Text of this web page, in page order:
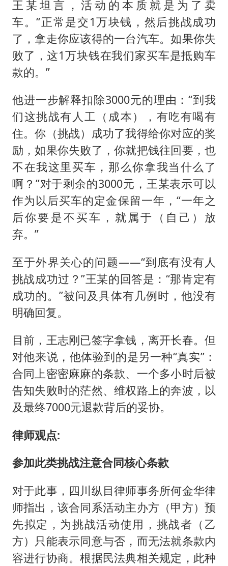
王某坦言，活动的本质就是为了卖
车。“正常是交1万块钱，然后挑战成功
了，拿走你应该得的一台汽车。如果你失
败了，这1万块钱在我们家买车是抵购车
款的。”
他进一步解释扣除3000元的理由：“到我
们这挑战有人工（成本），有吃有喝有
住。你（挑战）成功了我得给你对应的奖
励，如果你失败了，你就把钱往回要，也
不在我这里买车，那么你拿我当什么了
啊？”对于剩余的3000元，王某表示可以
作为以后买车的定金保留一年，“一年之
后你要是不买车，就属于（自己）放
弃。”
至于外界关心的问题——“到底有没有人
挑战成功过？”王某的回答是：“那肯定有
成功的。”被问及具体有几例时，他没有
明确回复。
目前，王志刚已签字拿钱，离开长春。但
对他来说，他体验到的是另一种“真实”：
合同上密密麻麻的条款、一个多小时后被
告知失败时的茫然、维权路上的奔波，以
及最终7000元退款背后的妥协。
律师观点:
参加此类挑战注意合同核心条款
对于此事，四川纵目律师事务所何金华律
师指出，该合同系活动主办方（甲方）预
先拟定，为挑战活动使用，挑战者（乙
方）只能表示同意与否，而无法就条款内
容进行协商。根据民法典相关规定，此种